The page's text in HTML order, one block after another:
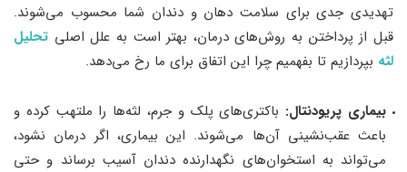
تهدیدی جدی برای سلامت دهان و دندان شما محسوب می‌شوند.
قبل از پرداختن به روش‌های درمان، بهتر است به علل اصلی تحلیل
لثه بپردازیم تا بفهمیم چرا این اتفاق برای ما رخ می‌دهد.
بیماری پریودنتال: باکتری‌های پلک و جرم، لثه‌ها را ملتهب کرده و
باعث عقب‌نشینی آن‌ها می‌شوند. این بیماری، اگر درمان نشود،
می‌تواند به استخوان‌های نگهدارنده دندان آسیب برساند و حتی